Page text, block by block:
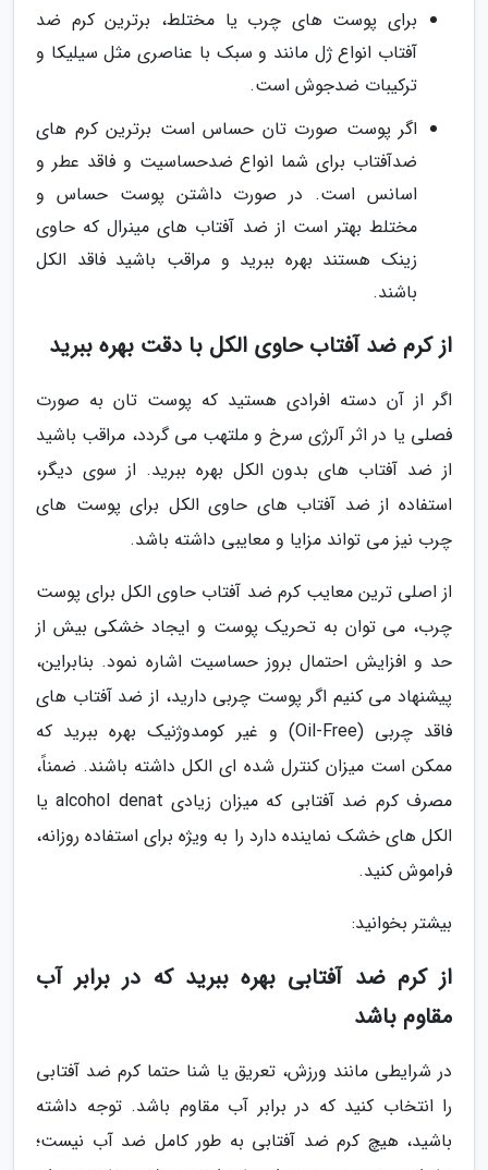
برای پوست های چرب یا مختلط، برترین کرم ضد
آفتاب انواع ژل مانند و سبک با عناصری مثل سیلیکا و
ترکیبات ضدجوش است.
اگر پوست صورت تان حساس است برترین کرم های
ضدآفتاب برای شما انواع ضدحساسیت و فاقد عطر و
اسانس است. در صورت داشتن پوست حساس و
مختلط بهتر است از ضد آفتاب های مینرال که حاوی
زینک هستند بهره ببرید و مراقب باشید فاقد الکل
باشند.
از کرم ضد آفتاب حاوی الکل با دقت بهره ببرید
اگر از آن دسته افرادی هستید که پوست تان به صورت
فصلی یا در اثر آلرژی سرخ و ملتهب می گردد، مراقب باشید
از ضد آفتاب های بدون الکل بهره ببرید. از سوی دیگر،
استفاده از ضد آفتاب های حاوی الکل برای پوست های
چرب نیز می تواند مزایا و معایبی داشته باشد.
از اصلی ترین معایب کرم ضد آفتاب حاوی الکل برای پوست
چرب، می توان به تحریک پوست و ایجاد خشکی بیش از
حد و افزایش احتمال بروز حساسیت اشاره نمود. بنابراین،
پیشنهاد می کنیم اگر پوست چربی دارید، از ضد آفتاب های
فاقد چربی (Oil-Free) و غیر کومدوژنیک بهره ببرید که
ممکن است میزان کنترل شده ای الکل داشته باشند. ضمناً،
مصرف کرم ضد آفتابی که میزان زیادی alcohol denat یا
الکل های خشک نماینده دارد را به ویژه برای استفاده روزانه،
فراموش کنید.
بیشتر بخوانید:
از کرم ضد آفتابی بهره ببرید که در برابر آب
مقاوم باشد
در شرایطی مانند ورزش، تعریق یا شنا حتما کرم ضد آفتابی
را انتخاب کنید که در برابر آب مقاوم باشد. توجه داشته
باشید، هیچ کرم ضد آفتابی به طور کامل ضد آب نیست؛